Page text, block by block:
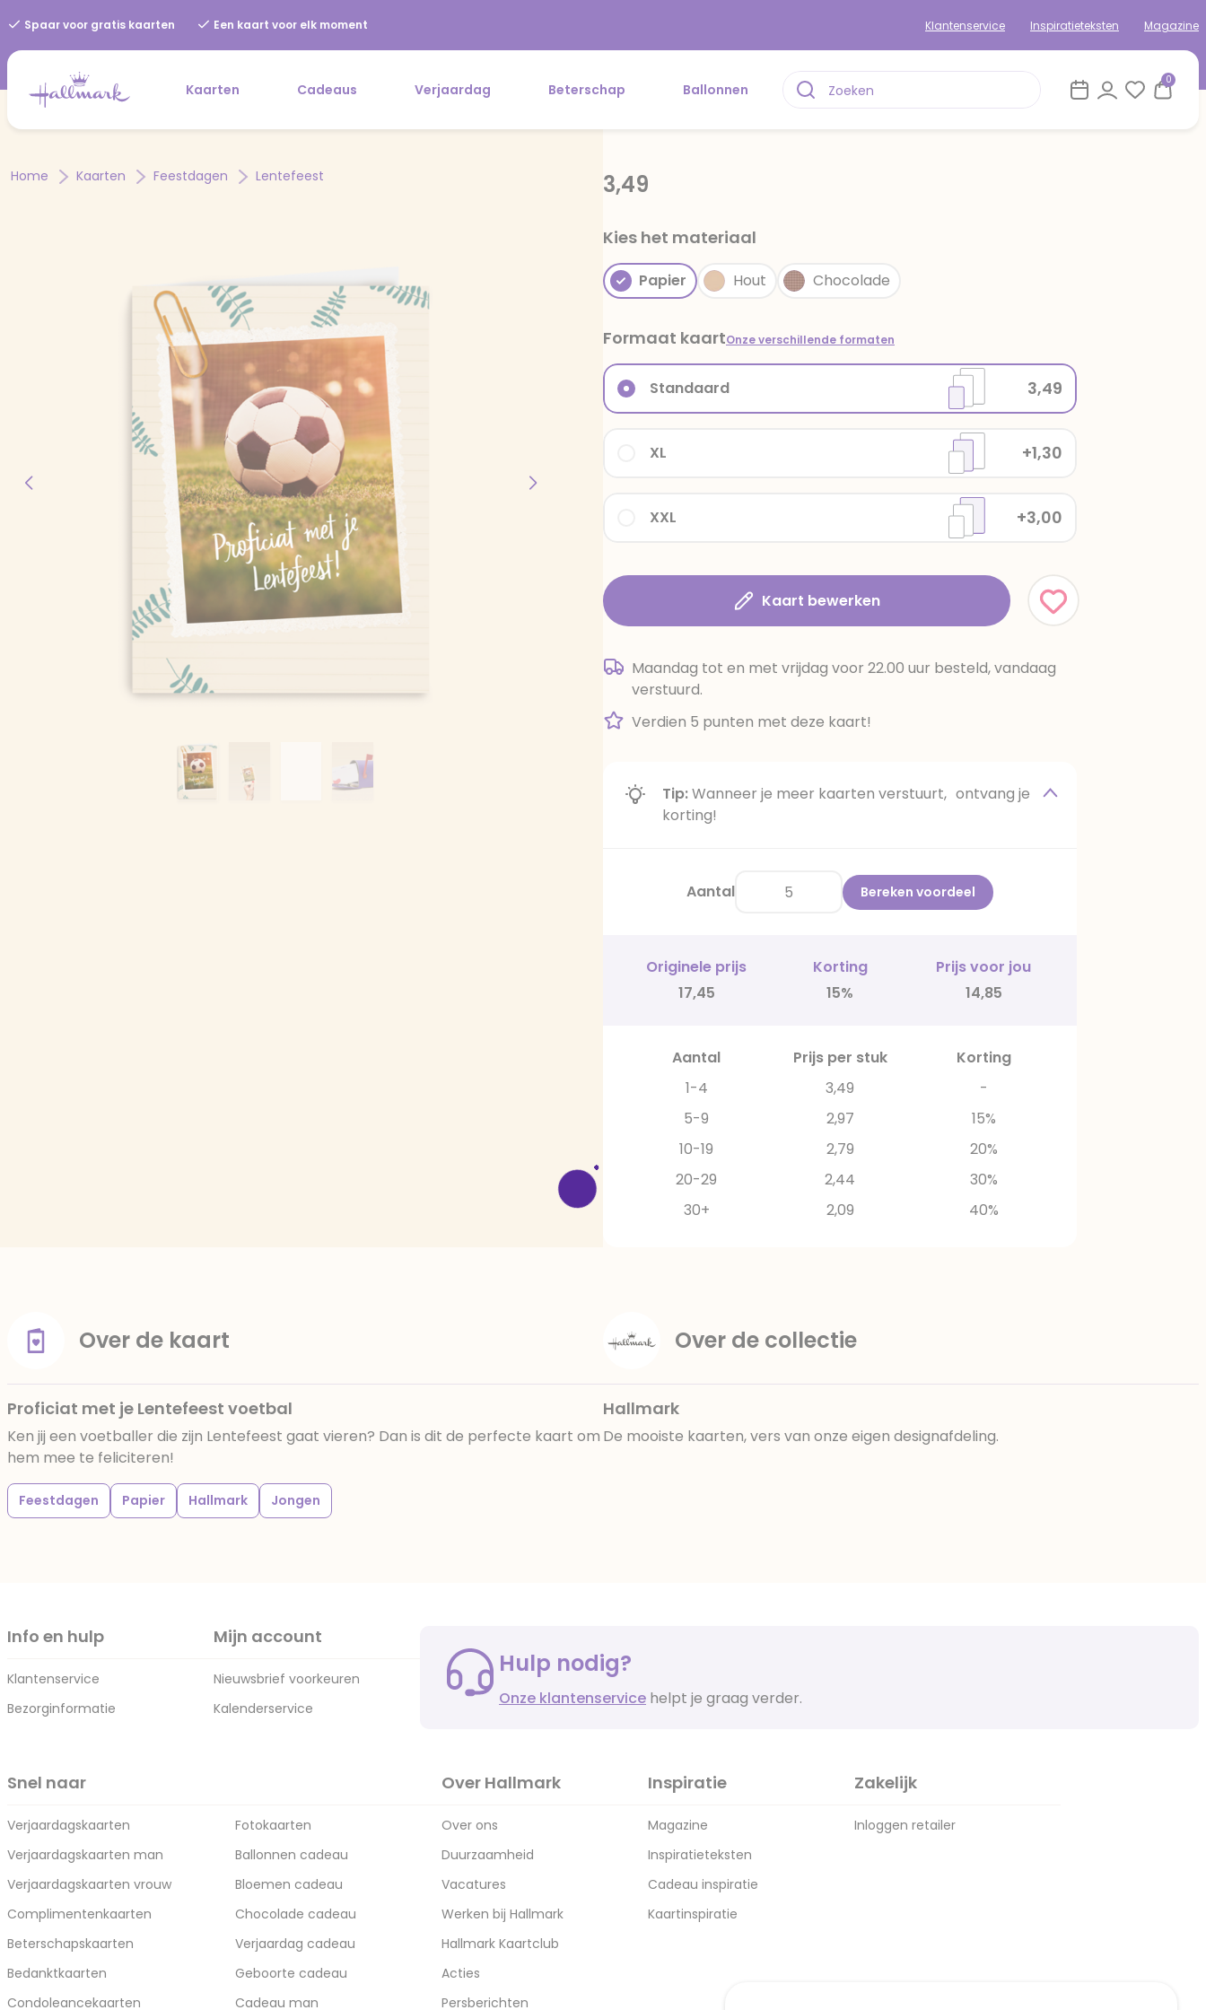
Spaar voor gratis kaarten Een kaart voor elk moment Klantenservice Inspiratieteksten Magazine
Kaarten Cadeaus Verjaardag Beterschap Ballonnen
0
Home Kaarten Feestdagen Lentefeest 3,49
Kies het materiaal
Papier Hout Chocolade
Formaat kaartOnze verschillende formaten
XXL +3,00
XL +1,30
Standaard 3,49
Kaart bewerken
Maandag tot en met vrijdag voor 22.00 uur besteld, vandaag
verstuurd.
Verdien 5 punten met deze kaart!
Tip:Wanneer je meer kaarten verstuurt, ontvang je
korting!
Aantal Bereken voordeel
Originele prijs Korting
Prijs voor jou
17,45
15% 14,85
Aantal Prijs per stuk
Korting
1-4
3,49
-
5-9
2,97
15%
10-19
2,79
20%
20-29
2,44
30%
30+
2,09 40%
Over de kaart
Proficiat met je Lentefeest voetbal
Ken jij een voetballer die zijn Lentefeest gaat vieren? Dan is dit de perfecte kaart om
hem mee te feliciteren!
Feestdagen Papier Hallmark Jongen
Over de collectie
Hallmark
De mooiste kaarten, vers van onze eigen designafdeling.
Info en hulp
Klantenservice
Bezorginformatie
Mijn account
Nieuwsbrief voorkeuren
Kalenderservice
Hulp nodig?
Onze klantenservice helpt je graag verder.
Snel naar
Verjaardagskaarten
Verjaardagskaarten man
Verjaardagskaarten vrouw
Complimentenkaarten
Beterschapskaarten
Bedanktkaarten
Condoleancekaarten
Fotokaarten
Ballonnen cadeau
Bloemen cadeau
Chocolade cadeau
Verjaardag cadeau
Geboorte cadeau
Cadeau man
Over Hallmark
Over ons
Duurzaamheid
Vacatures
Werken bij Hallmark
Hallmark Kaartclub
Acties
Persberichten
Inspiratie
Magazine
Inspiratieteksten
Cadeau inspiratie
Kaartinspiratie
Zakelijk
Inloggen retailer